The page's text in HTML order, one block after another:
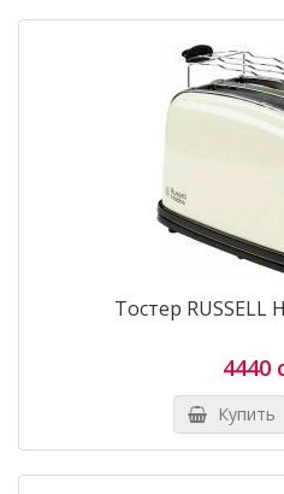
Тостер RUSSELL
4440
Купить